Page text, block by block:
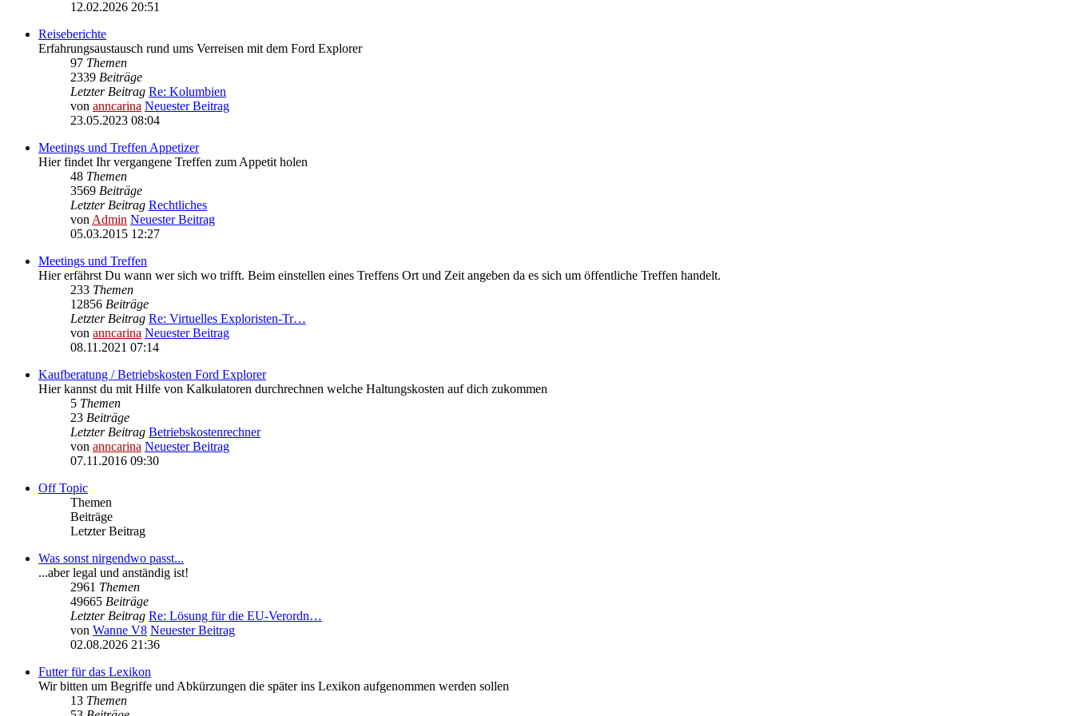
12.02.2026 20:51
Reiseberichte
Erfahrungsaustausch rund ums Verreisen mit dem Ford Explorer
97 Themen
2339 Beiträge
Letzter Beitrag Re: Kolumbien
von anncarina Neuester Beitrag
23.05.2023 08:04
Meetings und Treffen Appetizer
Hier findet Ihr vergangene Treffen zum Appetit holen
48 Themen
3569 Beiträge
Letzter Beitrag Rechtliches
vonAdmin Neuester Beitrag
05.03.2015 12:27
Meetings und Treffen
Hier erfährst Du wann wer sich wo trifft. Beim einstellen eines Treffens Ort und Zeit angeben da es sich um öffentliche Treffen handelt.
233 Themen
12856 Beiträge
Letzter Beitrag Re: Virtuelles Exploristen-Tr…
von anncarina Neuester Beitrag
08.11.2021 07:14
Kaufberatung / Betriebskosten Ford Explorer
Hier kannst du mit Hilfe von Kalkulatoren durchrechnen welche Haltungskosten auf dich zukommen
5 Themen
23 Beiträge
Letzter Beitrag Betriebskostenrechner
von anncarina Neuester Beitrag
07.11.2016 09:30
Off Topic
Themen
Beiträge
Letzter Beitrag
Was sonst nirgendwo passt...
...aber legal und anständig ist!
2961 Themen
49665 Beiträge
Letzter Beitrag Re: Lösung für die EU‑Verordn…
von Wanne V8 Neuester Beitrag
02.08.2026 21:36
Futter für das Lexikon
Wir bitten um Begriffe und Abkürzungen die später ins Lexikon aufgenommen werden sollen
13 Themen